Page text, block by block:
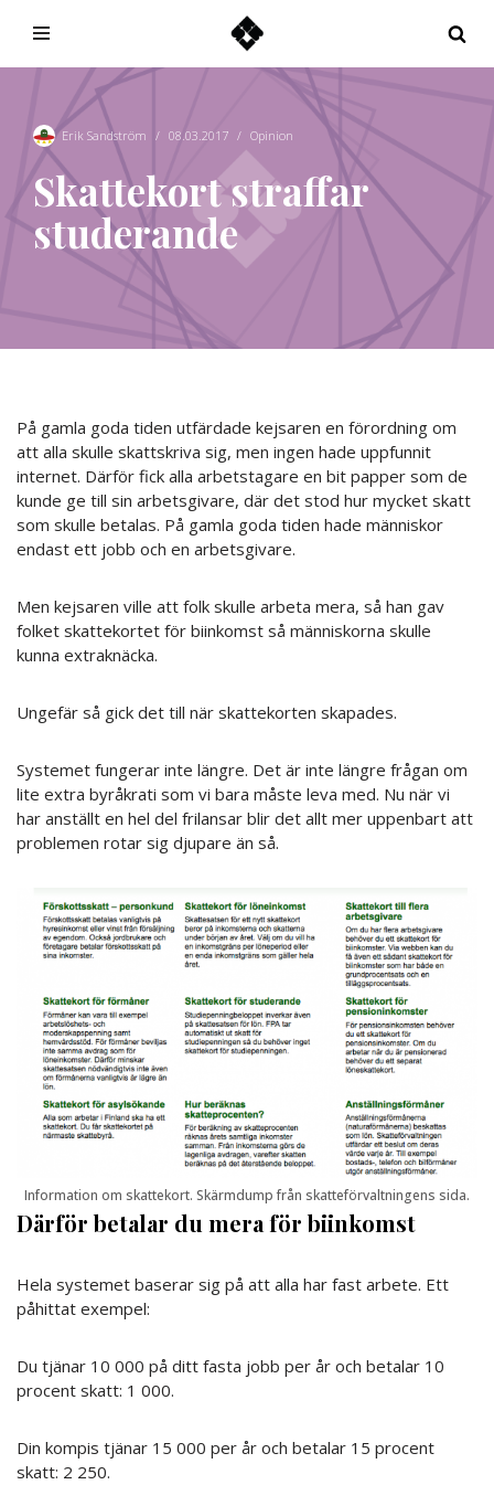
Erik Sandström 08.03.2017 Opinion
Skattekort straffar
studerande
På gamla goda tiden utfärdade kejsaren en förordning om
att alla skulle skattskriva sig, men ingen hade uppfunnit
internet. Därför fick alla arbetstagare en bit papper som de
kunde ge till sin arbetsgivare, där det stod hur mycket skatt
som skulle betalas. På gamla goda tiden hade människor
endast ett jobb och en arbetsgivare.
Men kejsaren ville att folk skulle arbeta mera, så han gav
folket skattekortet för biinkomst så människorna skulle
kunna extraknäcka.
Ungefär så gick det till när skattekorten skapades.
Systemet fungerar inte längre. Det är inte längre frågan om
lite extra byråkrati som vi bara måste leva med. Nu när vi
har anställt en hel del frilansar blir det allt mer uppenbart att
problemen rotar sig djupare än så.
Information om skattekort. Skärmdump från skatteförvaltningens sida.
Därför betalar du mera för biinkomst
Hela systemet baserar sig på att alla har fast arbete. Ett
påhittat exempel:
Du tjänar 10 000 på ditt fasta jobb per år och betalar 10
procent skatt: 1 000.
Din kompis tjänar 15 000 per år och betalar 15 procent
skatt: 2 250.